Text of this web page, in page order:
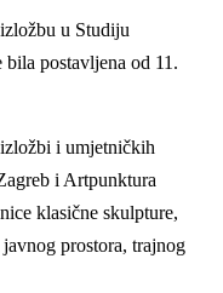
u Studiju
postavljena od 11.
i umjetničkih
i Artpunktura
klasične skulpture,
prostora, trajnog